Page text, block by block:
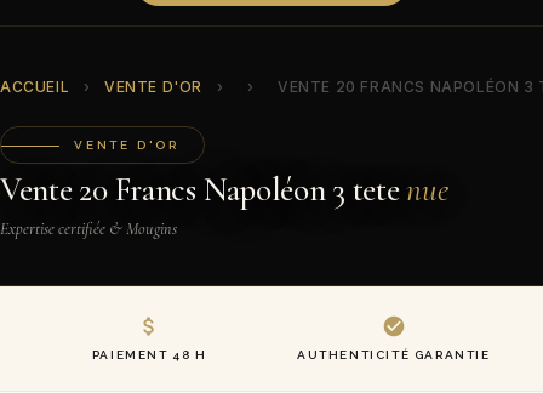
ACCUEIL › VENTE D'OR › › VENTE 20 FRANCS NAPOLÉON 3
VENTE D'OR
Vente 20 Francs Napoléon 3 tetenue
Expertise certifiée & Mougins
PAIEMENT 48 H AUTHENTICITÉ GARANTIE